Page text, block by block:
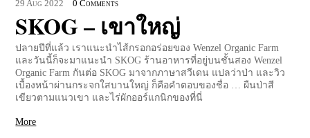
29 Aug 2022 0 Comments
SKOG – เขาใหญ่
ปลายปีที่แล้ว เราแนะนำไส้กรอกอร่อยของ Wenzel Organic Farm
และวันนี้ก็จะมาแนะนำ SKOG ร้านอาหารที่อยู่บนชั้นสอง Wenzel
Organic Farm กันต่อ SKOG มาจากภาษาสวีเดน แปลว่าป่า และวิว
เบื้องหน้าผ่านกระจกใสบานใหญ่ ก็คือคำตอบของชื่อ … ผืนป่าสี
เขียวตามแนวเขา และไร่ผักออร์แกนิกของที่นี่
More